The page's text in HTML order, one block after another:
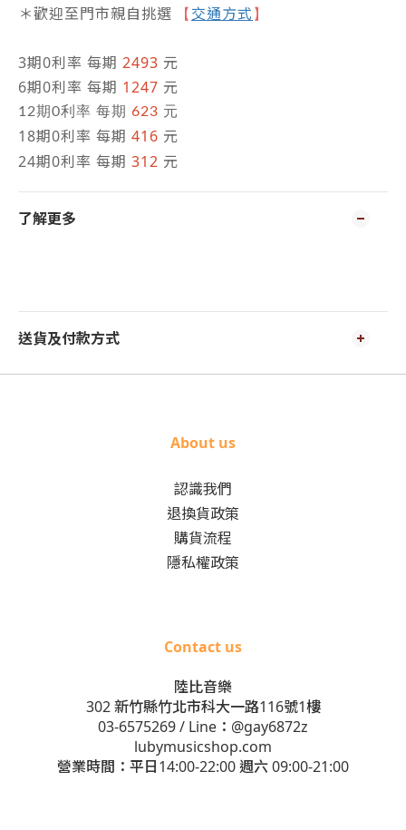
＊歡迎至門市親自挑選
【 交通方式 】
3期0利率 每期 2493 元
6期0利率 每期 1247 元
12期0利率 每期 623 元
18期0利率 每期 416 元
24期0利率 每期 312 元
了解更多
送貨及付款方式
About us
認識我們
退換貨政策
購貨流程
隱私權政策
Contact us
陸比音樂
302 新竹縣竹北市科大一路116號1樓
03-6575269/ Line： @gay6872z
lubymusicshop.com
營業時間：平日14:00-22:00 週六 09:00-21:00